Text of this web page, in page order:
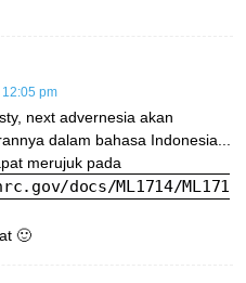
pm
next advernesia akan
dalam bahasa Indonesia...
merujuk pada
docs/ML1714/ML171
🙂